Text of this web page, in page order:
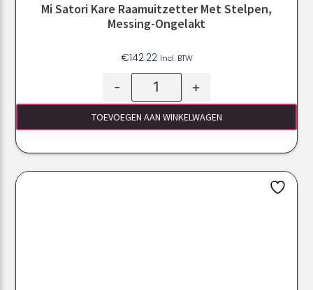
Mi Satori Kare Raamuitzetter Met Stelpen,
Messing-Ongelakt
€142.22 Incl. BTW
- +
TOEVOEGEN AAN WINKELWAGEN